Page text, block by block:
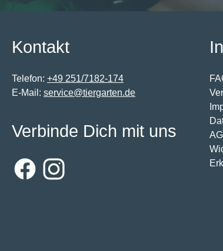
Kontakt
Telefon: +49 251/7182-174
E-Mail: service@tiergarten.de
Verbinde Dich mit uns
FacebookInstagram